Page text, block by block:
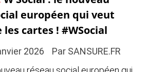
européen qui veut
cartes ! #WSocial
2026 Par SANSURE.FR